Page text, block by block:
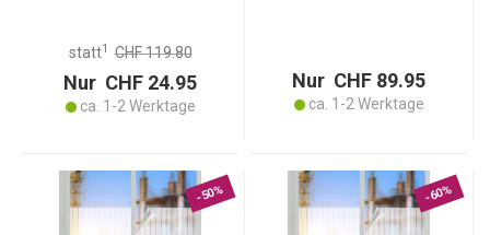
zuschneidbar &
statt1 CHF 119.80
Nur CHF 24.95
ca. 1-2 Werktage
Nur CHF 89.95
ca. 1-2 Werktage
-50% -60%